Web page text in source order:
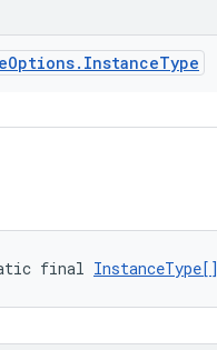
Options. InstanceType
final InstanceType[]